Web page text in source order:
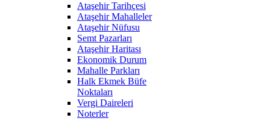
Ataşehir Tarihçesi
Ataşehir Mahalleler
Ataşehir Nüfusu
Semt Pazarları
Ataşehir Haritası
Ekonomik Durum
Mahalle Parkları
Halk Ekmek Büfe
Noktaları
Vergi Daireleri
Noterler